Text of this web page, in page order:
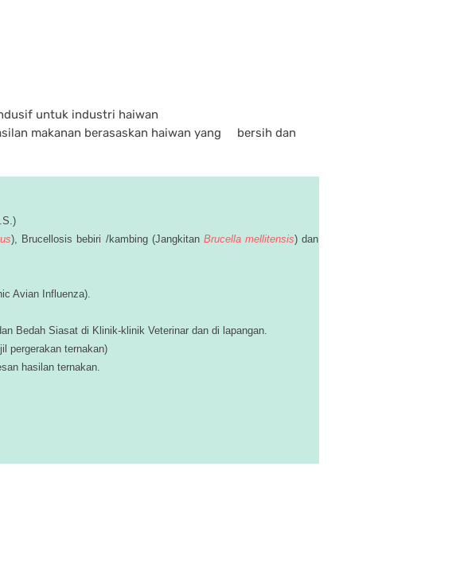
untuk industri haiwan
makanan berasaskan haiwan yang bersih dan
), Brucellosis bebiri /kambing (Jangkitan Brucella mellitensis) dan
Avian Influenza).
Bedah Siasat di Klinik-klinik Veterinar dan di lapangan.
pergerakan ternakan)
hasilan ternakan.